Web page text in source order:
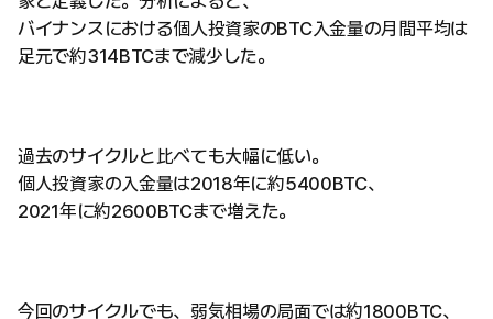
バイナンスにおける個人投資家のBTC入金量の月間平均は
足元で約314BTCまで減少した。
過去のサイクルと比べても大幅に低い。
個人投資家の入金量は2018年に約5400BTC、
2021年に約2600BTCまで増えた。
今回のサイクルでも、弱気相場の局面では約1800BTC、